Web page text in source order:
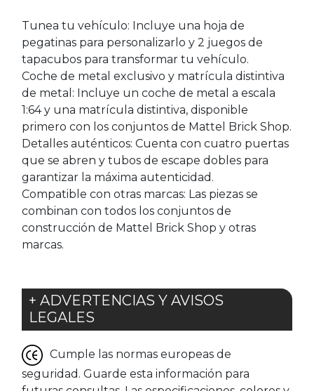
Tunea tu vehículo: Incluye una hoja de
pegatinas para personalizarlo y 2 juegos de
tapacubos para transformar tu vehículo.
Coche de metal exclusivo y matrícula distintiva
de metal: Incluye un coche de metal a escala
1:64 y una matrícula distintiva, disponible
primero con los conjuntos de Mattel Brick Shop.
Detalles auténticos: Cuenta con cuatro puertas
que se abren y tubos de escape dobles para
garantizar la máxima autenticidad.
Compatible con otras marcas: Las piezas se
combinan con todos los conjuntos de
construcción de Mattel Brick Shop y otras
marcas.
+ ADVERTENCIAS Y AVISOS
LEGALES
Cumple las normas europeas de
seguridad. Guarde esta información para